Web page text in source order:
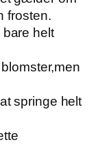
frosten.
helt
springe helt